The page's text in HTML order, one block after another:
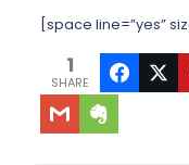
[space line=”yes”
1
SHARE